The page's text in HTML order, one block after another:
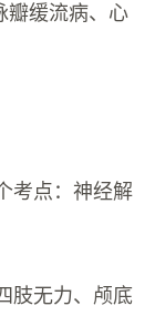
瓣缓流病、心
考点：神经解
肢无力、颅底